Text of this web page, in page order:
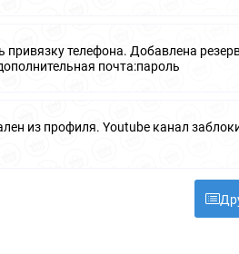
телефона. Добавлена
почта:пароль
из профиля. Youtube канал